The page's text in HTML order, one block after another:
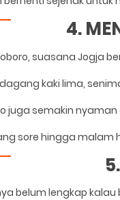
4.
suasana Jogja
kaki lima,
juga semakin
sore hingga malam
belum lengkap